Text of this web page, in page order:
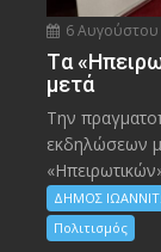
6 Αυγούστου
Tα
μετά
Την
εκδηλώσεων
ΔΗΜΟΣ
Πολιτισμός